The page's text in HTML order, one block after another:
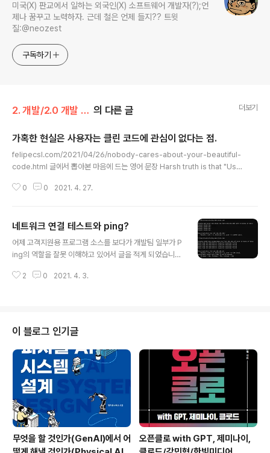
미국(X) 판교에서 일하는 외국인(X) 소프트웨어 개발자(?);언
제나 꿈꾸고 노력하자. 근데 철은 언제 들지?? 트윗
질:@neozest
구독하기
2. 개발/2.0 개발 잡설 의 다른 글 더보기
가혹한 현실은 사용자는 클린 코드에 관심이 없다는 점.
felipecsl.com/2021/04/26/nobody-cares-about-your-beautiful-
code.html 글에서 뽑아본 마음에 드는 영어 문장 Harsh truth is that "Use
or how beautiful, clean, modular and maintainable your code is. In
지보수가 가능한 수준인지에 대해 신경을 쓰지 않는다. 실제는 아예 그에 대한
관심이 없다." Trut..
0 0 2021. 4. 27.
네트워크 연결 테스트와 ping?
어제 고객지원용 프로그램 소스를 보다가 개발팀 일부가 P
ing의 역할을 잘못 이해하고 있어서 글을 적게 되었습니다.
이 안되는 경우가 있는 것 같은데, 그 경우를 테스트해서 로
콜을 구현한 프로그램입니다. ICMP는 RFC 792에 정의
되어있죠. 해당 문서 Introduction 첫파트 내용만 따와서
읽어봅시다. The Internet Protocol (IP) is used for
host-to-host datagram service in a system of in
terco..
2 0 2021. 4. 3.
이 블로그 인기글
무엇을 할 것인가(GenAI)에서 어
오픈클로 with GPT, 제미나이,